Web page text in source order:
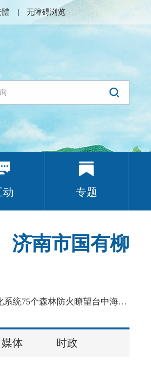
无障碍浏览
动 专题
济南市国有柳
来源：爱济南新闻客户端海拔800余米的跑马岭瞭望台，是济南南部山区森林防火的“千里眼”，也是全市园林和林业绿化系统75个森林防火瞭望台中海拔最高的一处。这里山高风烈，狂风常年绕着小楼呼啸，冬夜最低气温可跌至零下24摄氏度，泼水落地即刻凝成冰碴。济南市国有柳埠林场跑马岭林区护林人王守焕，在这里一守就是27年。
媒体 时政